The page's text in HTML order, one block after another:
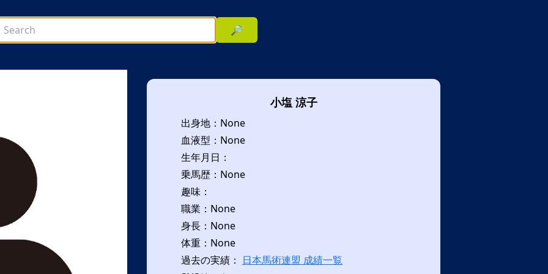
🔎
小塩 涼子
出身地：None
血液型：None
生年月日：
乗馬歴：None
趣味：
職業：None
身長：None
体重：None
過去の実績： 日本馬術連盟 成績一覧